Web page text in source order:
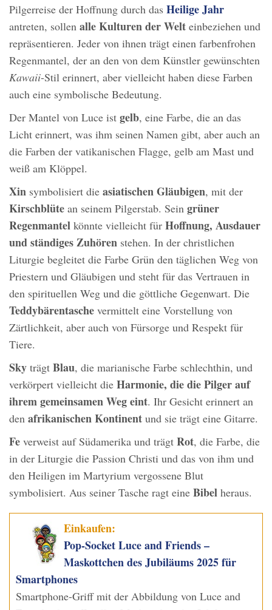
Pilgerreise der Hoffnung durch das Heilige Jahr
antreten, sollen alle Kulturen der Welt einbeziehen und
repräsentieren. Jeder von ihnen trägt einen farbenfrohen
Regenmantel, der an den von dem Künstler gewünschten
Kawaii-Stil erinnert, aber vielleicht haben diese Farben
auch eine symbolische Bedeutung.
Der Mantel von Luce ist gelb, eine Farbe, die an das
Licht erinnert, was ihm seinen Namen gibt, aber auch an
die Farben der vatikanischen Flagge, gelb am Mast und
weiß am Klöppel.
Xin symbolisiert die asiatischen Gläubigen, mit der
Kirschblüte an seinem Pilgerstab. Sein grüner
Regenmantel könnte vielleicht für Hoffnung, Ausdauer
und ständiges Zuhören stehen. In der christlichen
Liturgie begleitet die Farbe Grün den täglichen Weg von
Priestern und Gläubigen und steht für das Vertrauen in
den spirituellen Weg und die göttliche Gegenwart. Die
Teddybärentasche vermittelt eine Vorstellung von
Zärtlichkeit, aber auch von Fürsorge und Respekt für
Tiere.
Sky trägt Blau, die marianische Farbe schlechthin, und
verkörpert vielleicht die Harmonie, die die Pilger auf
ihrem gemeinsamen Weg eint. Ihr Gesicht erinnert an
den afrikanischen Kontinent und sie trägt eine Gitarre.
Fe verweist auf Südamerika und trägt Rot, die Farbe, die
in der Liturgie die Passion Christi und das von ihm und
den Heiligen im Martyrium vergossene Blut
symbolisiert. Aus seiner Tasche ragt eine Bibel heraus.
Einkaufen:
Pop-Socket Luce and Friends –
Maskottchen des Jubiläums 2025 für
Smartphones
Smartphone-Griff mit der Abbildung von Luce and